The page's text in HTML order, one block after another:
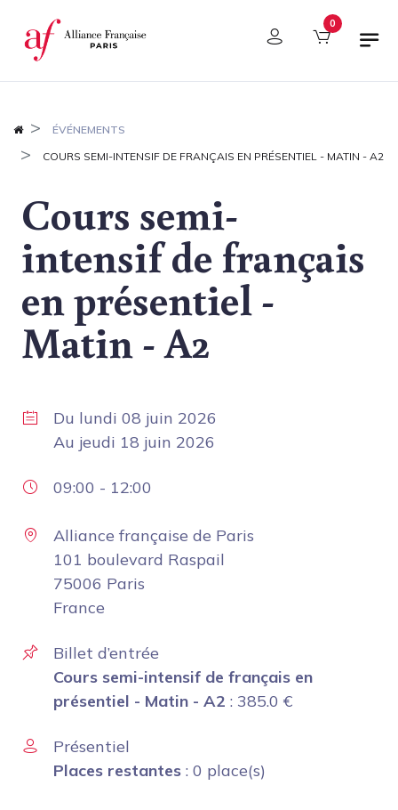
Panneau de gestion des cookies 0
ÉVÉNEMENTS
COURS SEMI-INTENSIF DE FRANÇAIS EN PRÉSENTIEL - MATIN - A2
Cours semi-
intensif de français
en présentiel -
Matin - A2
Du lundi 08 juin 2026
Au jeudi 18 juin 2026
09:00 - 12:00
Alliance française de Paris
101 boulevard Raspail
75006 Paris
France
Billet d’entrée
Cours semi-intensif de français en
présentiel - Matin - A2 : 385.0 €
Présentiel
Places restantes : 0 place(s)